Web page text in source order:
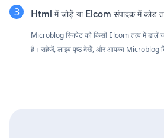
Html में जोड़ें या Elcom संपादक में कोड
Microblog स्निपेट को किसी Elcom तत्व में डालें
है। सहेजें, लाइव पृष्ठ देखें, और आपका Microblog